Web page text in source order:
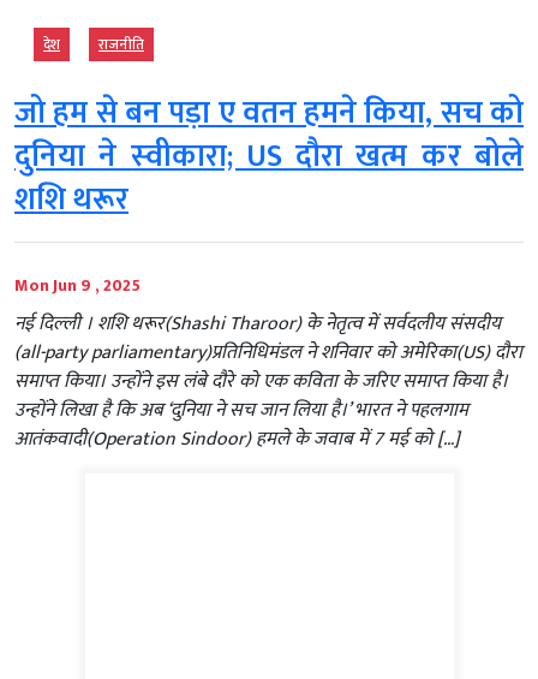
देश राजनीति
जो हम से बन पड़ा ए वतन हमने किया, सच को
दुनिया ने स्‍वीकारा; US दौरा खत्म कर बोले
शशि थरूर
Mon Jun 9 , 2025
नई दिल्‍ली । शशि थरूर(Shashi Tharoor) के नेतृत्व में सर्वदलीय संसदीय
(all-party parliamentary)प्रतिनिधिमंडल ने शनिवार को अमेरिका(US) दौरा
समाप्त किया। उन्होंने इस लंबे दौरे को एक कविता के जरिए समाप्त किया है।
उन्होंने लिखा है कि अब ‘दुनिया ने सच जान लिया है।’ भारत ने पहलगाम
आतंकवादी(Operation Sindoor) हमले के जवाब में 7 मई को […]